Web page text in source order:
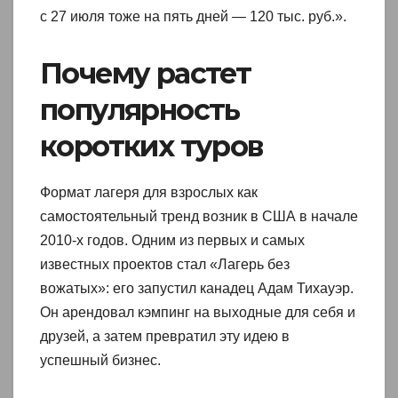
с 27 июля тоже на пять дней — 120 тыс. руб.».
Почему растет
популярность
коротких туров
Формат лагеря для взрослых как
самостоятельный тренд возник в США в начале
2010-х годов. Одним из первых и самых
известных проектов стал «Лагерь без
вожатых»: его запустил канадец Адам Тихауэр.
Он арендовал кэмпинг на выходные для себя и
друзей, а затем превратил эту идею в
успешный бизнес.